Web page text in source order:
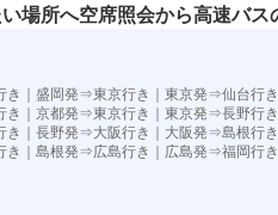
場所へ空席照会から高速バス
き 盛岡発⇒東京行き 東京発⇒仙台行き
き 京都発⇒東京行き 東京発⇒長野行き
き 長野発⇒大阪行き 大阪発⇒島根行き
き 島根発⇒広島行き 広島発⇒福岡行き